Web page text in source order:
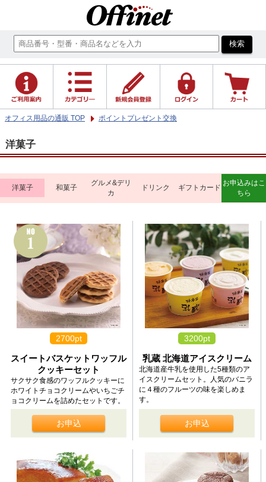
オフィス用品の通販 TOP ポイントプレゼント交換
洋菓子
洋菓子 和菓子
グルメ&デリ
カ
ドリンク ギフトカード
お申込みはこ
ちら
2700pt
スイートバスケットワッフル
クッキーセット
サクサク食感のワッフルクッキーに
ホワイトチョコクリームやいちごチ
ョコクリームを詰めたセットです。
お申込
3200pt
乳蔵 北海道アイスクリーム
北海道産牛乳を使用した5種類のア
イスクリームセット。人気のバニラ
に４種のフルーツの味を楽しめま
す。
お申込